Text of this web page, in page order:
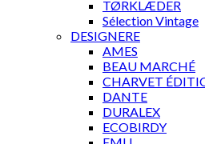
TØRKLÆDER
Sélection Vintage
DESIGNERE
AMES
BEAU MARCHÉ
CHARVET
DANTE
DURALEX
ECOBIRDY